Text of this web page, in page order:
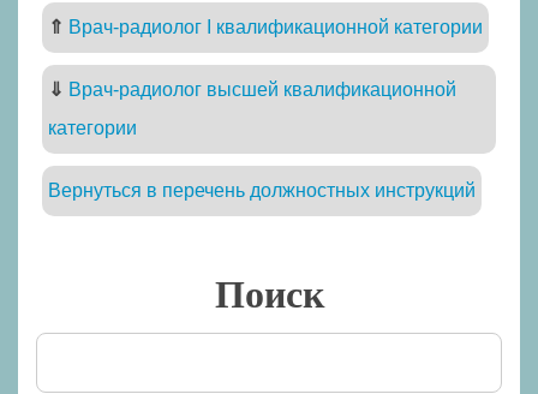
⇑ Врач-радиолог I квалификационной категории
⇓ Врач-радиолог высшей квалификационной
категории
Вернуться в перечень должностных инструкций
Поиск